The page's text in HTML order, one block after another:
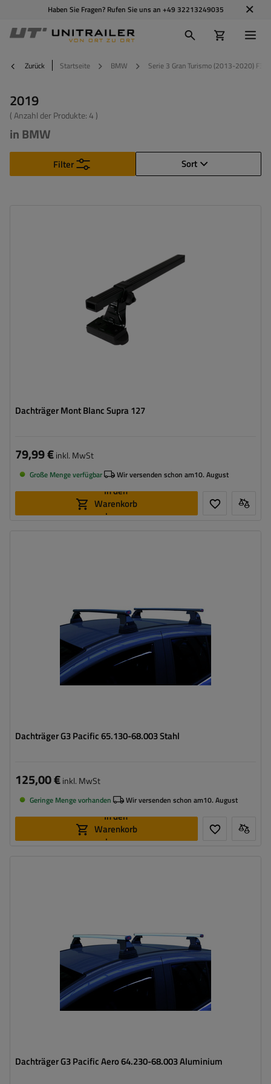
Haben Sie Fragen? Rufen Sie uns an +49 32213249035
Zurück Startseite BMW Serie 3 Gran Turismo (2013-2020) F34
2019
( Anzahl der Produkte:4 )
in BMW
Sort
Filter
Dachträger Mont Blanc Supra 127
79,99 €inkl. MwSt
Große Menge verfügbar Wir versenden schon am10. August
In den
Warenkorb
legen
Dachträger G3 Pacific 65.130-68.003 Stahl
125,00 €inkl. MwSt
Geringe Menge vorhanden Wir versenden schon am10. August
In den
Warenkorb
legen
Dachträger G3 Pacific Aero 64.230-68.003 Aluminium